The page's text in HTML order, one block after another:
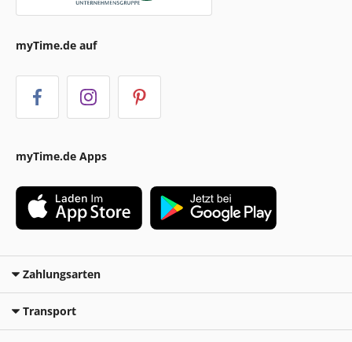
myTime.de auf
myTime.de Apps
Zahlungsarten
Transport